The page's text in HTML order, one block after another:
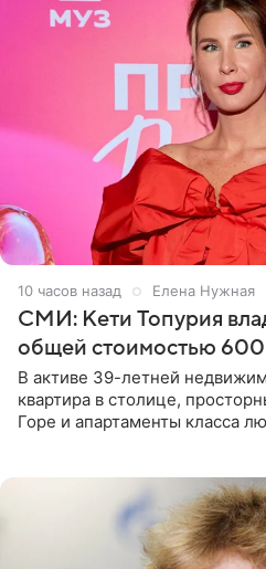
10 часов назад Елена Нужная
СМИ: Кети Топурия
общей стоимостью
В активе 39-летней
квартира в столице,
Горе и апартаменты класса